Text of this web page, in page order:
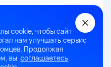
защищены.
cookie, чтобы сайт
нам улучшать сервис
Продолжая
вы соглашаетесь